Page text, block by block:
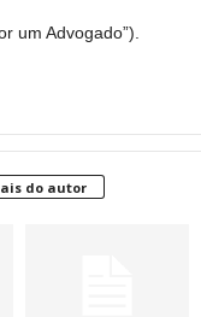
um Advogado”).
do autor